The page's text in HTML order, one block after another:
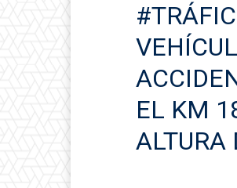
EL KM
ALTURA